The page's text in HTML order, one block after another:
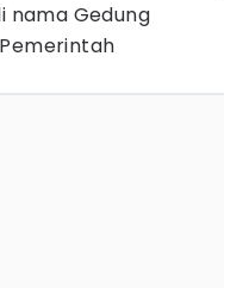
nama Gedung